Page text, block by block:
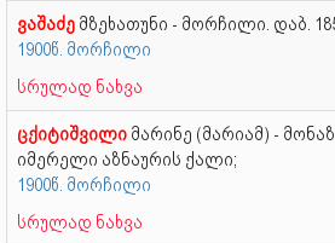
ვაშაძე მზეხათუნი - მორჩილი. დაბ.
1900წ. მორჩილი
სრულად ნახვა
ცქიტიშვილი მარინე (მარიამ) -
იმერელი აზნაურის ქალი;
1900წ. მორჩილი
სრულად ნახვა